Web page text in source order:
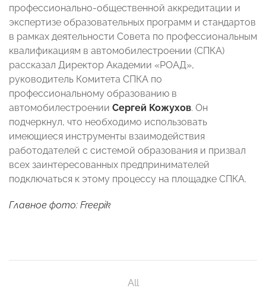
профессионально-общественной аккредитации и
экспертизе образовательных программ и стандартов
в рамках деятельности Совета по профессиональным
квалификациям в автомобилестроении (СПКА)
рассказал Директор Академии «РОАД»,
руководитель Комитета СПКА по
профессиональному образованию в
автомобилестроении Сергей Кожухов. Он
подчеркнул, что необходимо использовать
имеющиеся инструменты взаимодействия
работодателей с системой образования и призвал
всех заинтересованных предпринимателей
подключаться к этому процессу на площадке СПКА.
Главное фото: Freepik
All